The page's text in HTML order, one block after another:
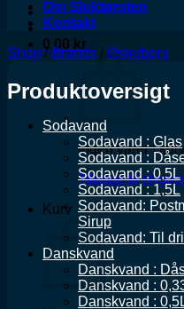
0,00 kr.
Ingen varer i
Tilbage til
Kurv
Om Sluktørsten
Kontakt
Shop / Brands / Østerberg
Produktoversigt
Sodavand
Sodavand : Glas
Sodavand :
Sodavand : 0,5L
Sodavand : 1,5L
Sodavand:
Sirup
Sodavand: Til
Danskvand
Danskvand :
Danskvand :
Danskvand :